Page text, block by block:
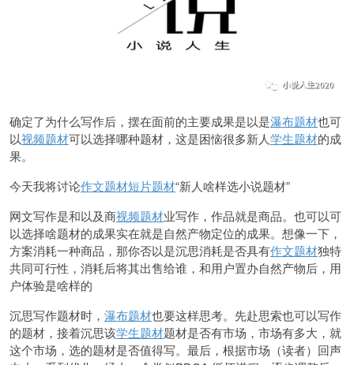
确定了为什么写作后，摆在面前的主要成果是以是瀑布题材也可
以视频题材可以选择哪种题材，这是困恼很多新人学生题材的成
果。
今天我将讨论作文题材短片题材“新人啥样选小说题材”
网文写作是和以及商视频题材业写作，作品就是商品。也可以可
以选择啥题材的成果实在就是自然产物定位的成果。想像一下，
方案消耗一种商品，那你否以是沉思消耗是否具有作文题材独特
共同可行性，消耗后将其出售给谁，和用户置办自然产物后，用
户体验是啥样的
沉思写作题材时， 瀑布题材也要这样思考。先赴思索也可以写作
的题材，接着沉思该学生题材题材是否有市场，市场有多大，就
这个市场，选的题材是否值得写。最后，根据市场（读者）回声